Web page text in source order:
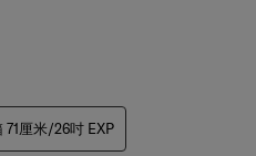
71厘米/26吋 EXP